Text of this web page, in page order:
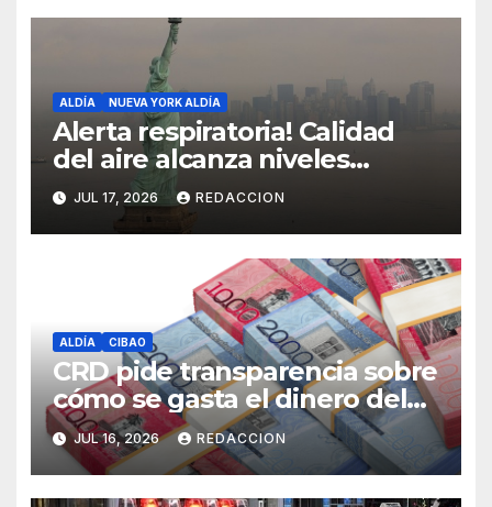
ALDÍA NUEVA YORK ALDÍA
Alerta respiratoria! Calidad
del aire alcanza niveles
peligrosos en NYC
JUL 17, 2026 REDACCION
ALDÍA CIBAO
CRD pide transparencia sobre
cómo se gasta el dinero del
Seguro Familiar de Salud
JUL 16, 2026 REDACCION